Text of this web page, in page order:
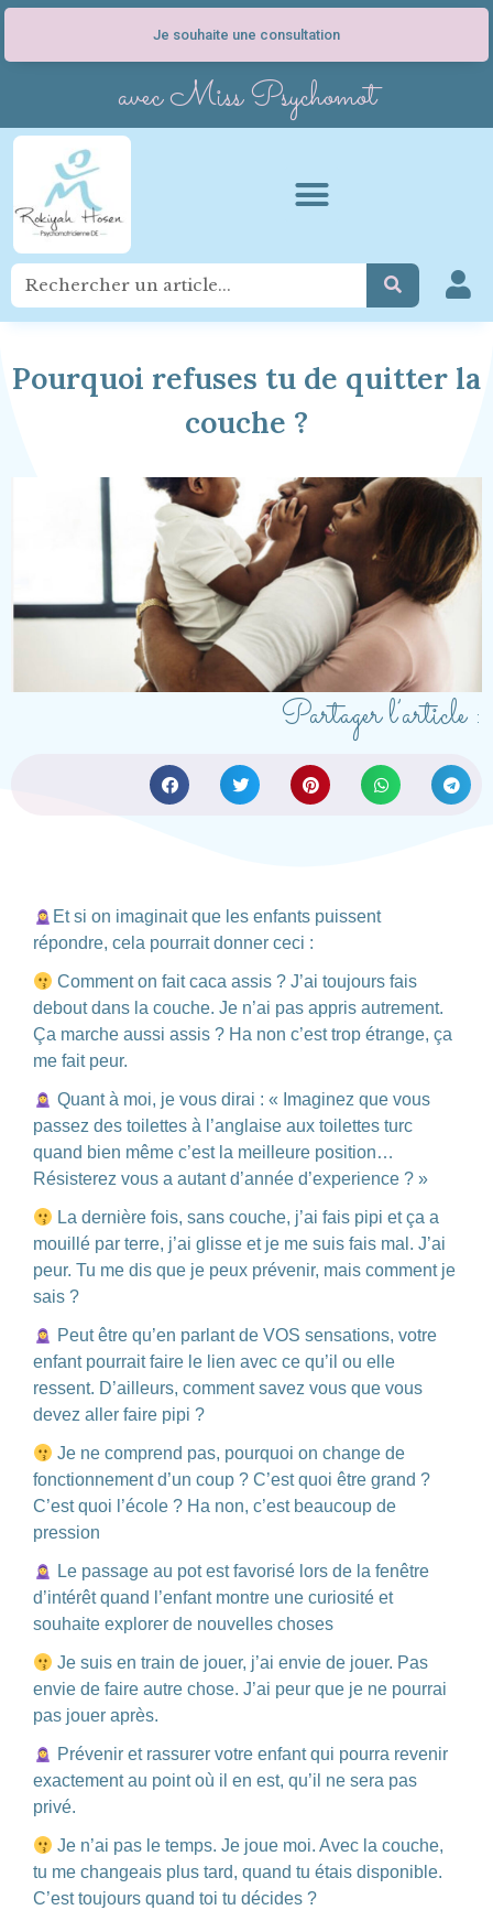
Je souhaite une consultation
avec Miss Psychomot
Pourquoi refuses tu de quitter la
couche ?
Partager l’article :
Et si on imaginait que les enfants puissent
répondre, cela pourrait donner ceci :
Comment on fait caca assis ? J’ai toujours fais
debout dans la couche. Je n’ai pas appris autrement.
Ça marche aussi assis ? Ha non c’est trop étrange, ça
me fait peur.
Quant à moi, je vous dirai : « Imaginez que vous
passez des toilettes à l’anglaise aux toilettes turc
quand bien même c’est la meilleure position…
Résisterez vous a autant d’année d’experience ? »
La dernière fois, sans couche, j’ai fais pipi et ça a
mouillé par terre, j’ai glisse et je me suis fais mal. J’ai
peur. Tu me dis que je peux prévenir, mais comment je
sais ?
Peut être qu’en parlant de VOS sensations, votre
enfant pourrait faire le lien avec ce qu’il ou elle
ressent. D’ailleurs, comment savez vous que vous
devez aller faire pipi ?
Je ne comprend pas, pourquoi on change de
fonctionnement d’un coup ? C’est quoi être grand ?
C’est quoi l’école ? Ha non, c’est beaucoup de
pression
Le passage au pot est favorisé lors de la fenêtre
d’intérêt quand l’enfant montre une curiosité et
souhaite explorer de nouvelles choses
Je suis en train de jouer, j’ai envie de jouer. Pas
envie de faire autre chose. J’ai peur que je ne pourrai
pas jouer après.
Prévenir et rassurer votre enfant qui pourra revenir
exactement au point où il en est, qu’il ne sera pas
privé.
Je n’ai pas le temps. Je joue moi. Avec la couche,
tu me changeais plus tard, quand tu étais disponible.
C’est toujours quand toi tu décides ?